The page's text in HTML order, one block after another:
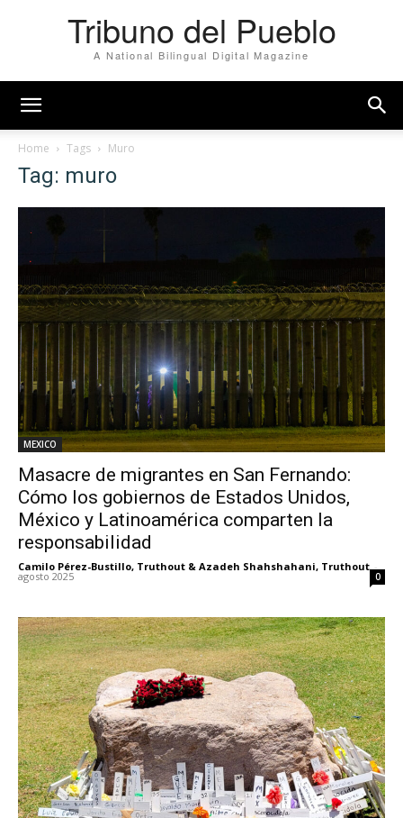
Tribuno del Pueblo
A National Bilingual Digital Magazine
Home Tags Muro
Tag: muro
MEXICO
Masacre de migrantes en San Fernando:
Cómo los gobiernos de Estados Unidos,
México y Latinoamérica comparten la
responsabilidad
Camilo Pérez-Bustillo, Truthout & Azadeh Shahshahani, Truthout -
agosto 2025 0